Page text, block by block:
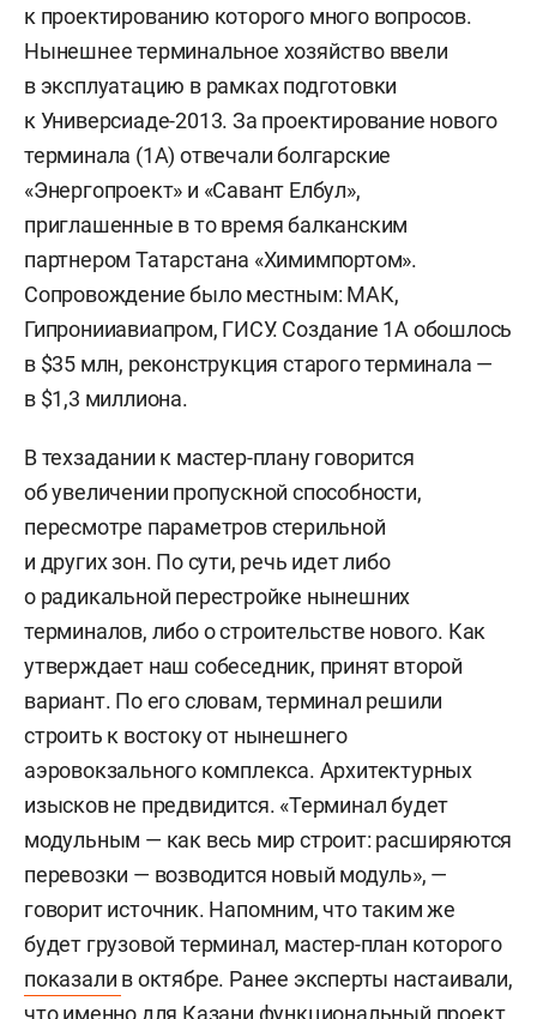
к проектированию которого много вопросов.
Нынешнее терминальное хозяйство ввели
в эксплуатацию в рамках подготовки
к Универсиаде-2013. За проектирование нового
терминала (1А) отвечали болгарские
«Энергопроект» и «Савант Елбул»,
приглашенные в то время балканским
партнером Татарстана «Химимпортом».
Сопровождение было местным: МАК,
Гипронииавиапром, ГИСУ. Создание 1А обошлось
в $35 млн, реконструкция старого терминала —
в $1,3 миллиона.
В техзадании к мастер-плану говорится
об увеличении пропускной способности,
пересмотре параметров стерильной
и других зон. По сути, речь идет либо
о радикальной перестройке нынешних
терминалов, либо о строительстве нового. Как
утверждает наш собеседник, принят второй
вариант. По его словам, терминал решили
строить к востоку от нынешнего
аэровокзального комплекса. Архитектурных
изысков не предвидится. «Терминал будет
модульным — как весь мир строит: расширяются
перевозки — возводится новый модуль», —
говорит источник. Напомним, что таким же
будет грузовой терминал, мастер-план которого
показали в октябре. Ранее эксперты настаивали,
что именно для Казани функциональный проект